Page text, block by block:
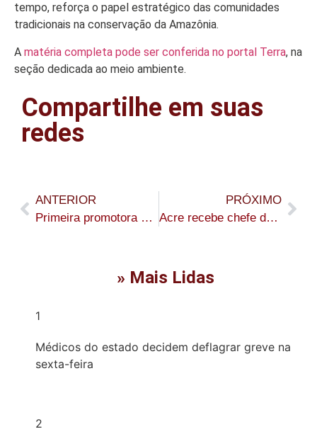
tempo, reforça o papel estratégico das comunidades
tradicionais na conservação da Amazônia.
A matéria completa pode ser conferida no portal Terra, na
seção dedicada ao meio ambiente.
Compartilhe em suas
redes
ANTERIOR
Primeira promotora de Justiça do Acre é homenageada pelo MPAC às vésperas do Dia Internacional da Mulher
PRÓXIMO
Acre recebe chefe de arbitragem da CBF para seminário técnico
» Mais Lidas
1
Médicos do estado decidem deflagrar greve na
sexta-feira
2